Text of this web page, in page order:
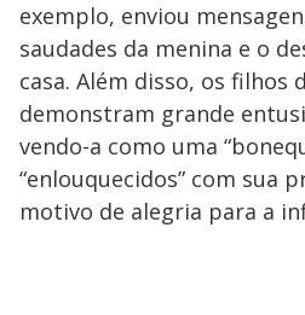
exemplo, enviou
saudades da menina e o
casa. Além disso, os filhos
demonstram grande
vendo-a como uma
“enlouquecidos” com sua
motivo de alegria para a